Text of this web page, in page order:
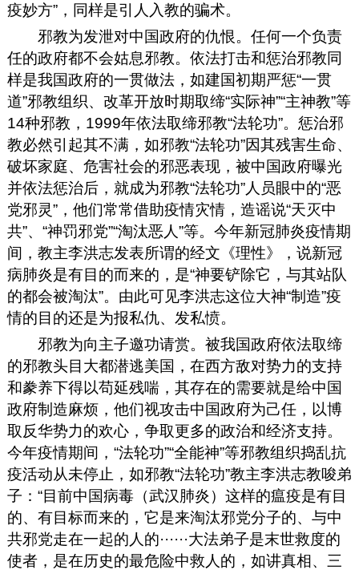
疫妙方”，同样是引人入教的骗术。
邪教为发泄对中国政府的仇恨。任何一个负责
任的政府都不会姑息邪教。依法打击和惩治邪教同
样是我国政府的一贯做法，如建国初期严惩“一贯
道”邪教组织、改革开放时期取缔“实际神”“主神教”等
14种邪教，1999年依法取缔邪教“法轮功”。惩治邪
教必然引起其不满，如邪教“法轮功”因其残害生命、
破坏家庭、危害社会的邪恶表现，被中国政府曝光
并依法惩治后，就成为邪教“法轮功”人员眼中的“恶
党邪灵”，他们常常借助疫情灾情，造谣说“天灭中
共”、“神罚邪党”“淘汰恶人”等。今年新冠肺炎疫情期
间，教主李洪志发表所谓的经文《理性》，说新冠
病肺炎是有目的而来的，是“神要铲除它，与其站队
的都会被淘汰”。由此可见李洪志这位大神“制造”疫
情的目的还是为报私仇、发私愤。
邪教为向主子邀功请赏。被我国政府依法取缔
的邪教头目大都潜逃美国，在西方敌对势力的支持
和豢养下得以苟延残喘，其存在的需要就是给中国
政府制造麻烦，他们视攻击中国政府为己任，以博
取反华势力的欢心，争取更多的政治和经济支持。
今年疫情期间，“法轮功”“全能神”等邪教组织捣乱抗
疫活动从未停止，如邪教“法轮功”教主李洪志教唆弟
子：“目前中国病毒（武汉肺炎）这样的瘟疫是有目
的、有目标而来的，它是来淘汰邪党分子的、与中
共邪党走在一起的人的······大法弟子是末世救度的
使者，是在历史的最危险中救人的，如讲真相、三